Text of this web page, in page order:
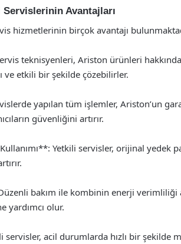
Avantajları
hizmetlerinin birçok avantajı
teknisyenleri, Ariston ürünleri
ve etkili bir şekilde çözebilirler.
yapılan tüm işlemler, Ariston’un
güvenliğini artırır.
Yetkili servisler, orijinal yedek
bakım ile kombinin enerji verimliliği
yardımcı olur.
servisler, acil durumlarda hızlı bir şekilde